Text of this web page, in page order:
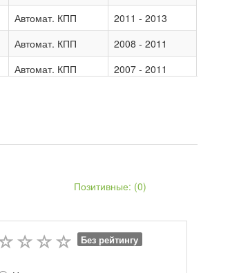
Автомат. КПП
2011 - 2013
Автомат. КПП
2008 - 2011
Автомат. КПП
2007 - 2011
Механ. КПП
2012 - 2015
Позитивные: (0)
Без рейтингу